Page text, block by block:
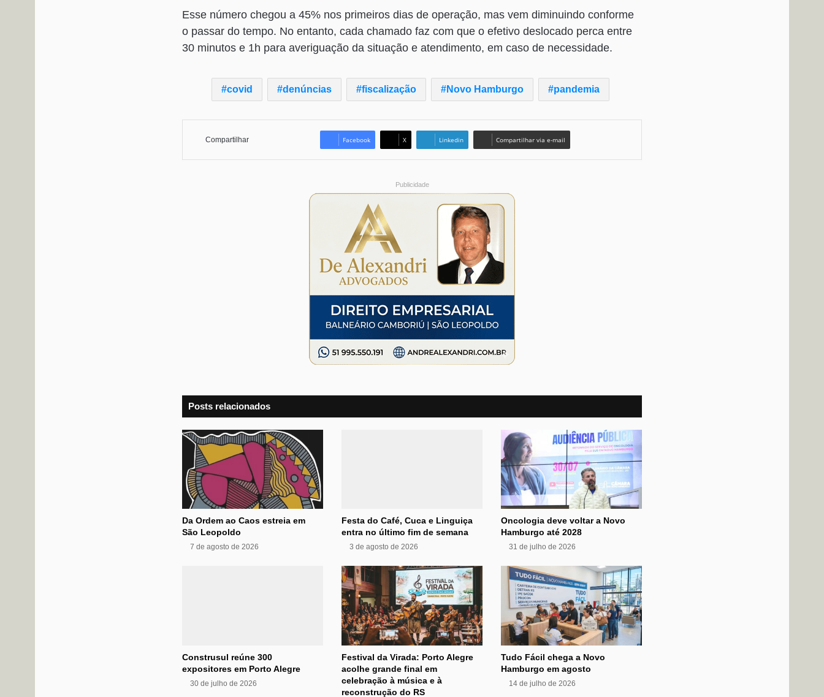
Esse número chegou a 45% nos primeiros dias de operação, mas vem diminuindo conforme
o passar do tempo. No entanto, cada chamado faz com que o efetivo deslocado perca entre
30 minutos e 1h para averiguação da situação e atendimento, em caso de necessidade.
covid denúncias fiscalização Novo Hamburgo pandemia
Compartilhar Facebook X Linkedin Compartilhar via e-mail
Publicidade
Posts relacionados
Da Ordem ao Caos estreia em
São Leopoldo
7 de agosto de 2026
Festa do Café, Cuca e Linguiça
entra no último fim de semana
3 de agosto de 2026
Oncologia deve voltar a Novo
Hamburgo até 2028
31 de julho de 2026
Construsul reúne 300
expositores em Porto Alegre
30 de julho de 2026
Festival da Virada: Porto Alegre
acolhe grande final em
celebração à música e à
reconstrução do RS
Tudo Fácil chega a Novo
Hamburgo em agosto
14 de julho de 2026